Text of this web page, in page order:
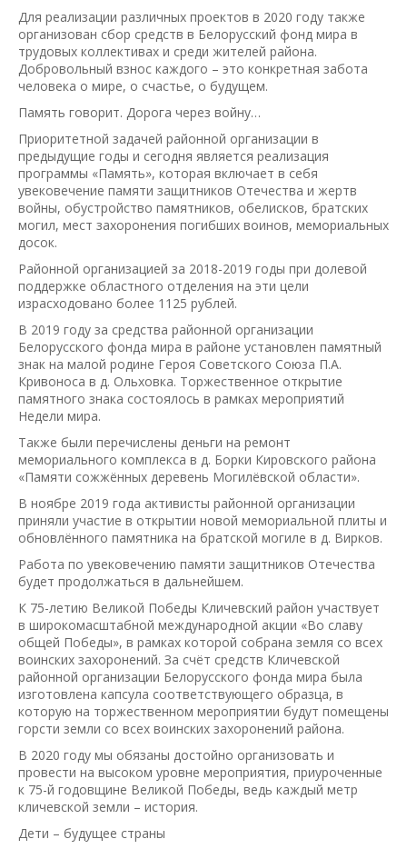
Для реализации различных проектов в 2020 году также
организован сбор средств в Белорусский фонд мира в
трудовых коллективах и среди жителей района.
Добровольный взнос каждого – это конкретная забота
человека о мире, о счастье, о будущем.
Память говорит. Дорога через войну…
Приоритетной задачей районной организации в
предыдущие годы и сегодня является реализация
программы «Память», которая включает в себя
увековечение памяти защитников Отечества и жертв
войны, обустройство памятников, обелисков, братских
могил, мест захоронения погибших воинов, мемориальных
досок.
Районной организацией за 2018-2019 годы при долевой
поддержке областного отделения на эти цели
израсходовано более 1125 рублей.
В 2019 году за средства районной организации
Белорусского фонда мира в районе установлен памятный
знак на малой родине Героя Советского Союза П.А.
Кривоноса в д. Ольховка. Торжественное открытие
памятного знака состоялось в рамках мероприятий
Недели мира.
Также были перечислены деньги на ремонт
мемориального комплекса в д. Борки Кировского района
«Памяти сожжённых деревень Могилёвской области».
В ноябре 2019 года активисты районной организации
приняли участие в открытии новой мемориальной плиты и
обновлённого памятника на братской могиле в д. Вирков.
Работа по увековечению памяти защитников Отечества
будет продолжаться в дальнейшем.
К 75-летию Великой Победы Кличевский район участвует
в широкомасштабной международной акции «Во славу
общей Победы», в рамках которой собрана земля со всех
воинских захоронений. За счёт средств Кличевской
районной организации Белорусского фонда мира была
изготовлена капсула соответствующего образца, в
которую на торжественном мероприятии будут помещены
горсти земли со всех воинских захоронений района.
В 2020 году мы обязаны достойно организовать и
провести на высоком уровне мероприятия, приуроченные
к 75-й годовщине Великой Победы, ведь каждый метр
кличевской земли – история.
Дети – будущее страны